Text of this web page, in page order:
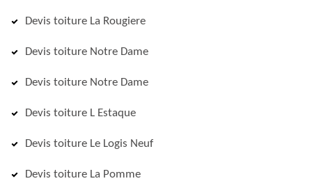
Devis toiture La Rougiere
Devis toiture Notre Dame
Devis toiture Notre Dame
Devis toiture L Estaque
Devis toiture Le Logis Neuf
Devis toiture La Pomme